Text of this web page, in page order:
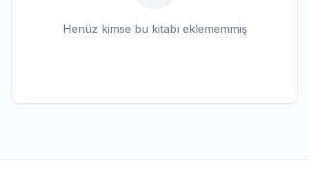
Henüz kimse bu kitabı eklememmiş